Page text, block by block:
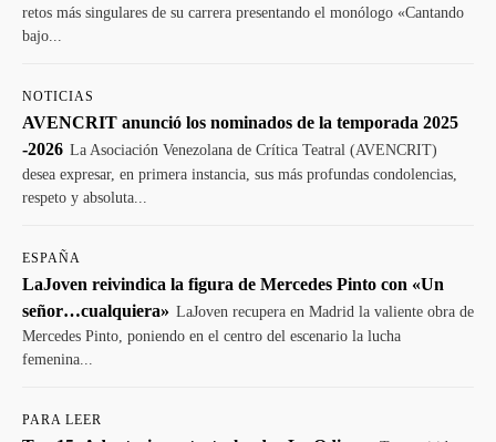
retos más singulares de su carrera presentando el monólogo «Cantando
bajo...
NOTICIAS
AVENCRIT anunció los nominados de la temporada 2025
-2026 La Asociación Venezolana de Crítica Teatral (AVENCRIT)
desea expresar, en primera instancia, sus más profundas condolencias,
respeto y absoluta...
ESPAÑA
LaJoven reivindica la figura de Mercedes Pinto con «Un
señor…cualquiera» LaJoven recupera en Madrid la valiente obra de
Mercedes Pinto, poniendo en el centro del escenario la lucha
femenina...
PARA LEER